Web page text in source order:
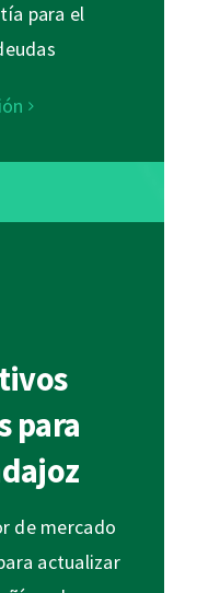
para el
para
de mercado
actualizar